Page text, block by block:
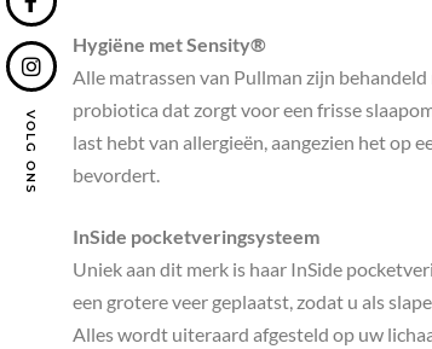
VOLG ONS
Hygiëne met Sensity®
Alle matrassen van Pullman zijn
probiotica dat zorgt voor een frisse
last hebt van allergieën, aangezien het op
bevordert.
InSide pocketveringsysteem
Uniek aan dit merk is haar InSide
een grotere veer geplaatst, zodat u als
Alles wordt uiteraard afgesteld op uw